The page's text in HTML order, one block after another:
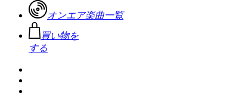
オンエア楽曲一覧
買い物を
する